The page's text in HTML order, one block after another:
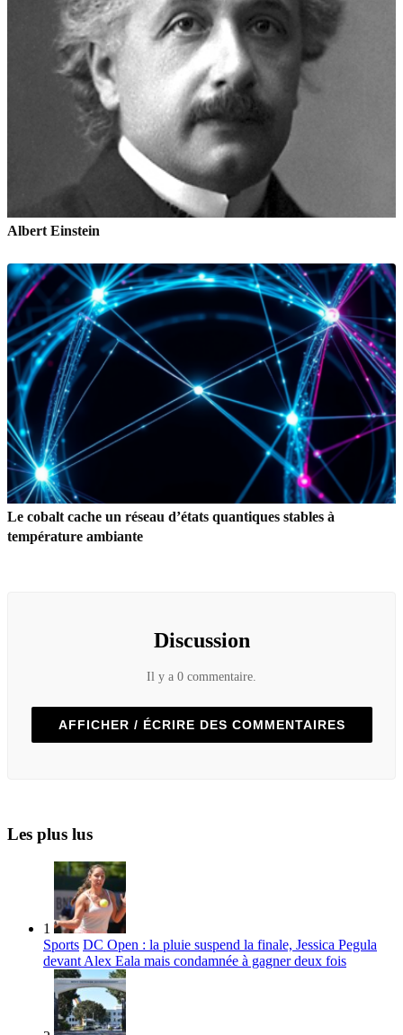
Albert Einstein
Le cobalt cache un réseau d’états quantiques stables à
température ambiante
Discussion
Il y a 0 commentaire.
AFFICHER / ÉCRIRE DES COMMENTAIRES
Les plus lus
1
Sports DC Open : la pluie suspend la finale, Jessica Pegula
devant Alex Eala mais condamnée à gagner deux fois